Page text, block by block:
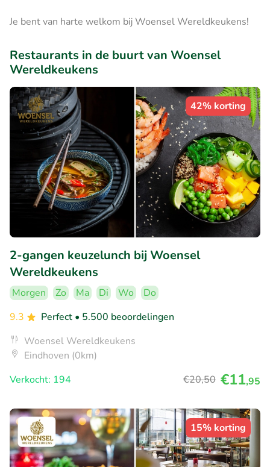
Je bent van harte welkom bij Woensel Wereldkeukens!
Restaurants in de buurt van Woensel
Wereldkeukens
42% korting
2-gangen keuzelunch bij Woensel
Wereldkeukens
Morgen Zo Ma Di Wo
Do
9.3
Perfect • 5.500 beoordelingen
Woensel Wereldkeukens
Eindhoven (0km)
Verkocht: 194
€20,50 €11,95
15% korting